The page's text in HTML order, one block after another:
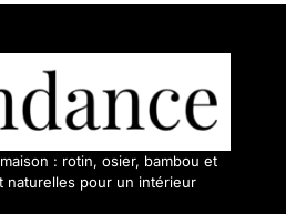
: rotin, osier, bambou et
naturelles pour un intérieur